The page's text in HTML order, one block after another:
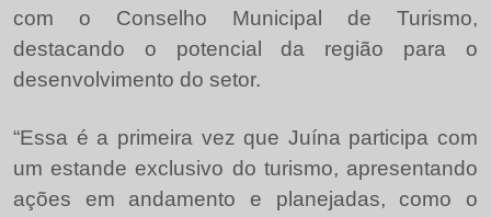
com o Conselho Municipal de Turismo,
destacando o potencial da região para o
desenvolvimento do setor.
“Essa é a primeira vez que Juína participa com
um estande exclusivo do turismo, apresentando
ações em andamento e planejadas, como o